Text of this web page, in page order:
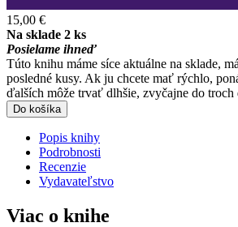
15,00 €
Na sklade 2 ks
Posielame ihneď
Túto knihu máme síce aktuálne na sklade,
posledné kusy. Ak ju chcete mať rýchlo,
ďalších môže trvať dlhšie, zvyčajne do troch
Do košíka
Popis knihy
Podrobnosti
Recenzie
Vydavateľstvo
Viac o knihe